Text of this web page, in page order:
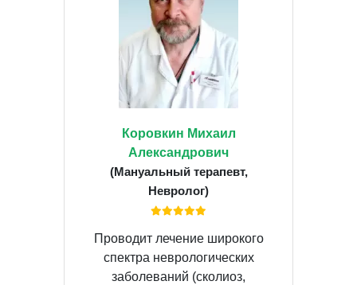
Коровкин Михаил
Александрович
(Мануальный терапевт,
Невролог)
Проводит лечение широкого
спектра неврологических
заболеваний (сколиоз,